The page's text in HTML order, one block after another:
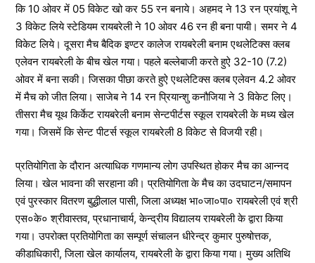
कि 10 ओवर में 05 विकेट खो कर 55 रन बनाये। अहमद ने 13 रन प्रयांशू ने
3 विकेट लिये स्टेडियम रायबरेली ने 10 ओवर 46 रन ही बना पायी। समर ने 4
विकेट लिये। दूसरा मैच बैदिक इण्टर कालेज रायबरेली बनाम एथलेटिक्स क्लब
एलेवन रायबरेली के बीच खेल गया। पहले बल्लेबाजी करते हुऐ 32-10 (7.2)
ओवर में बना सकी। जिसका पीछा करते हुऐ एथलेटिक्स क्लब एलेवन 4.2 ओवर
में मैच को जीत लिया। साजेब ने 14 रन प्रियान्शु कनौजिया ने 3 विकेट लिए।
तीसरा मैच यूथ किर्केट रायबरेली बनाम सेन्टपीर्टस स्कूल रायबरेली के मध्य खेल
गया। जिसमें कि सेन्ट पीटर्स स्कूल रायबरेली 8 विकेट से विजयी रही।
प्रतियोगिता के दौरान अत्याधिक गणमान्य लोग उपस्थित होकर मैच का आन्नद
लिया। खेल भावना की सरहाना की। प्रतियोगिता के मैच का उदघाटन/समापन
एवं पुरस्कार वितरण बुद्धीलाल पासी, जिला अध्यक्ष भा०जा०पा० रायबरेली एवं श्री
एस०के० श्रीवास्तव, प्रधानाचार्य, केन्द्रीय विद्यालय रायबरेली के द्वारा किया
गया। उपरोक्त प्रतियोगिता का सम्पूर्ण संचालन धीरेन्द्र कुमार पुरुषोत्तक,
कीडाधिकारी, जिला खेल कार्यालय, रायबरेली के द्वारा किया गया। मुख्य अतिथि